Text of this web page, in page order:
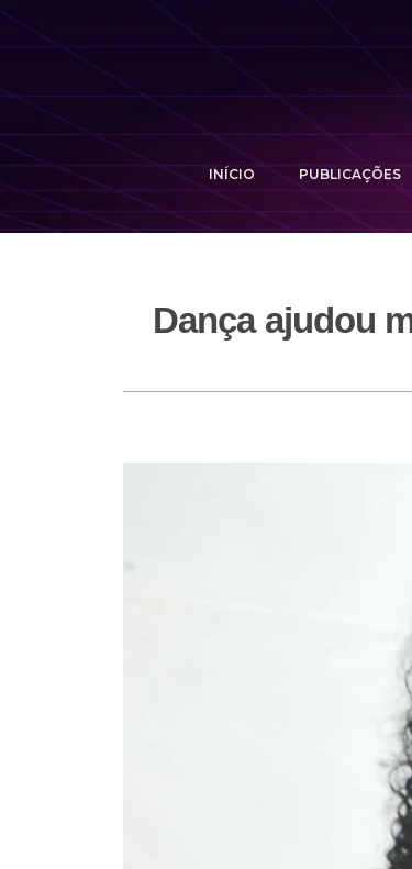
INÍCIO PUBLICAÇÕES
Dança ajudou